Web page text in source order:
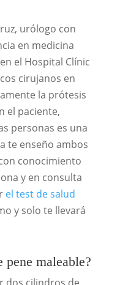
urólogo con
en medicina
el Hospital Clínic
cirujanos en
la prótesis
el paciente,
personas es una
te enseño ambos
conocimiento
y en consulta
el test de salud
y solo te llevará
pene maleable?